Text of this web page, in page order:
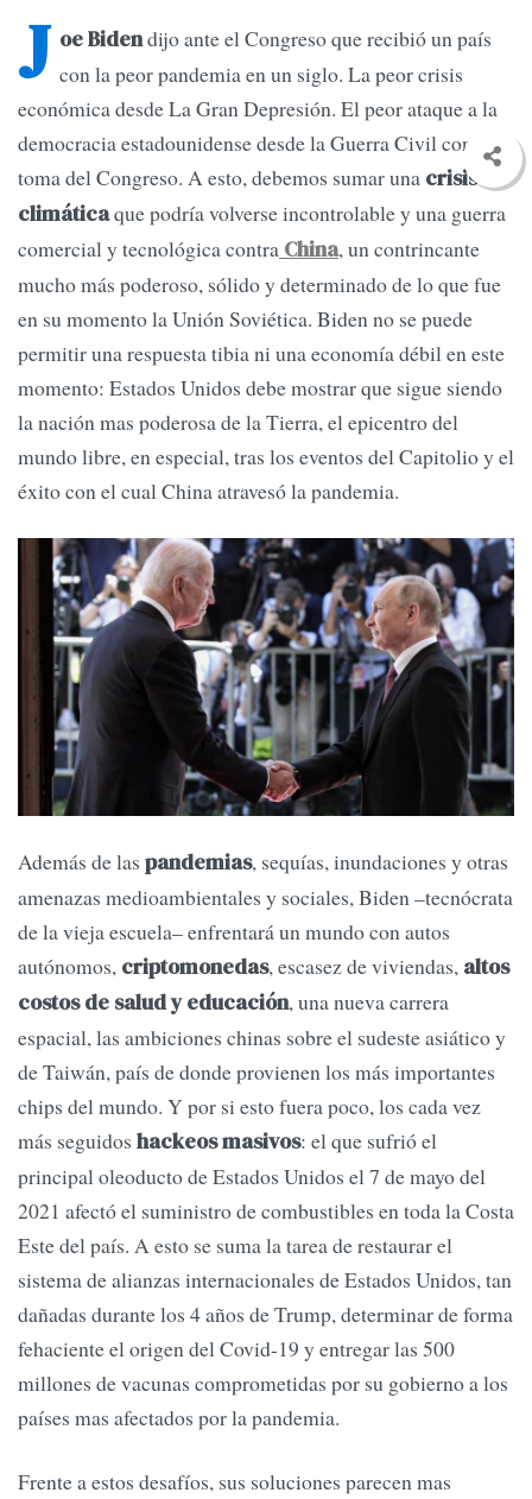
J oe Bidendijo ante el Congreso que recibió un país
con la peor pandemia en un siglo. La peor crisis
económica desde La Gran Depresión. El peor ataque a la
democracia estadounidense desde la Guerra Civil con la
toma del Congreso. A esto, debemos sumar una crisis
climáticaque podría volverse incontrolable y una guerra
comercial y tecnológica contra China, un contrincante
mucho más poderoso, sólido y determinado de lo que fue
en su momento la Unión Soviética. Biden no se puede
permitir una respuesta tibia ni una economía débil en este
momento: Estados Unidos debe mostrar que sigue siendo
la nación mas poderosa de la Tierra, el epicentro del
mundo libre, en especial, tras los eventos del Capitolio y el
éxito con el cual China atravesó la pandemia.
Además de las pandemias, sequías, inundaciones y otras
amenazas medioambientales y sociales, Biden –tecnócrata
de la vieja escuela– enfrentará un mundo con autos
autónomos, criptomonedas, escasez de viviendas, altos
costos de salud y educación, una nueva carrera
espacial, las ambiciones chinas sobre el sudeste asiático y
de Taiwán, país de donde provienen los más importantes
chips del mundo. Y por si esto fuera poco, los cada vez
más seguidos hackeos masivos: el que sufrió el
principal oleoducto de Estados Unidos el 7 de mayo del
2021 afectó el suministro de combustibles en toda la Costa
Este del país. A esto se suma la tarea de restaurar el
sistema de alianzas internacionales de Estados Unidos, tan
dañadas durante los 4 años de Trump, determinar de forma
fehaciente el origen del Covid-19 y entregar las 500
millones de vacunas comprometidas por su gobierno a los
países mas afectados por la pandemia.
Frente a estos desafíos, sus soluciones parecen mas